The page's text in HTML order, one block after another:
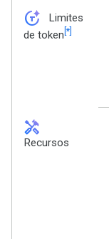
token_auto
Limites
de token [*]
handyman
Recursos